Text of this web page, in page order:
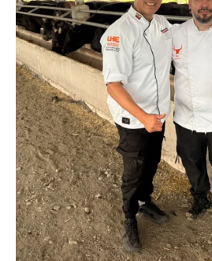
Enviado por
UHE